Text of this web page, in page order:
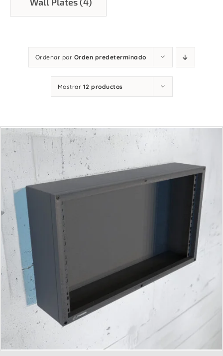
Ordenar por Orden predeterminado
Mostrar 12 productos